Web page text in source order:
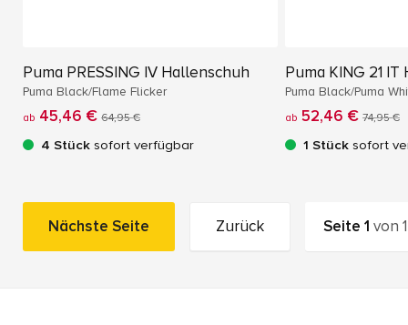
Puma PRESSING IV Hallenschuh
Puma Black/Flame Flicker
ab 45,46 € 64,95 €
4 Stück sofort verfügbar
Puma KING 21
Puma Black/Puma
ab 52,46 € 74,95 €
1 Stück sofort
Nächste Seite Zurück Seite1 von1